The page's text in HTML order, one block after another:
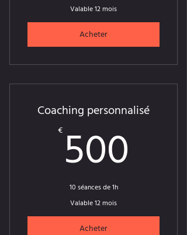
Valable 12 mois
Acheter
Coaching personnalisé
€ 500
10 séances de 1h
Valable 12 mois
Acheter